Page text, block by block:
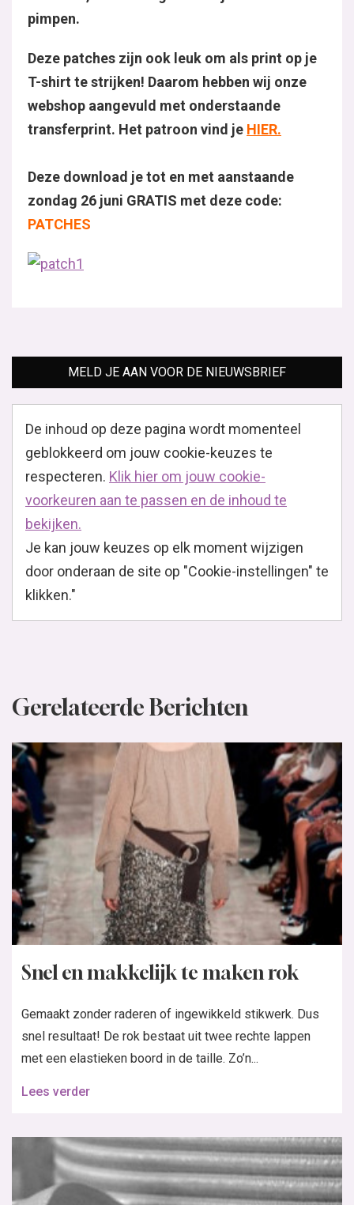
pimpen.
Deze patches zijn ook leuk om als print op je
T-shirt te strijken! Daarom hebben wij onze
webshop aangevuld met onderstaande
transferprint. Het patroon vind je HIER.
Deze download je tot en met aanstaande
zondag 26 juni GRATIS met deze code:
PATCHES
MELD JE AAN VOOR DE NIEUWSBRIEF
De inhoud op deze pagina wordt momenteel
geblokkeerd om jouw cookie-keuzes te
respecteren. Klik hier om jouw cookie-
voorkeuren aan te passen en de inhoud te
bekijken.
Je kan jouw keuzes op elk moment wijzigen
door onderaan de site op "Cookie-instellingen" te
klikken."
Gerelateerde Berichten
Snel en makkelijk te maken rok
Gemaakt zonder raderen of ingewikkeld stikwerk. Dus
snel resultaat! De rok bestaat uit twee rechte lappen
met een elastieken boord in de taille. Zo’n...
Lees verder